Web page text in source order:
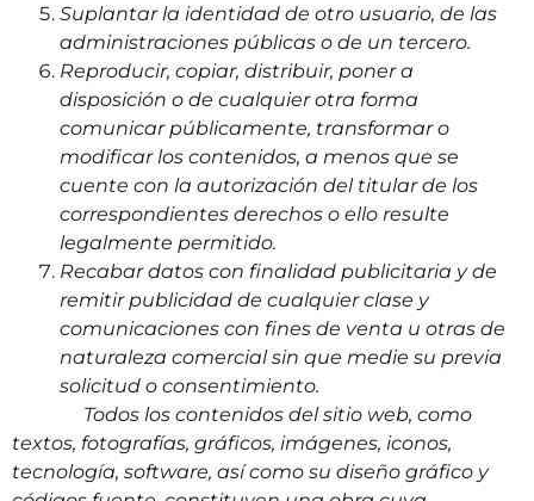
Suplantar la identidad de otro usuario, de las
administraciones públicas o de un tercero.
Reproducir, copiar, distribuir, poner a
disposición o de cualquier otra forma
comunicar públicamente, transformar o
modificar los contenidos, a menos que se
cuente con la autorización del titular de los
correspondientes derechos o ello resulte
legalmente permitido.
Recabar datos con finalidad publicitaria y de
remitir publicidad de cualquier clase y
comunicaciones con fines de venta u otras de
naturaleza comercial sin que medie su previa
solicitud o consentimiento.
Todos los contenidos del sitio web, como
textos, fotografías, gráficos, imágenes, iconos,
tecnología, software, así como su diseño gráfico y